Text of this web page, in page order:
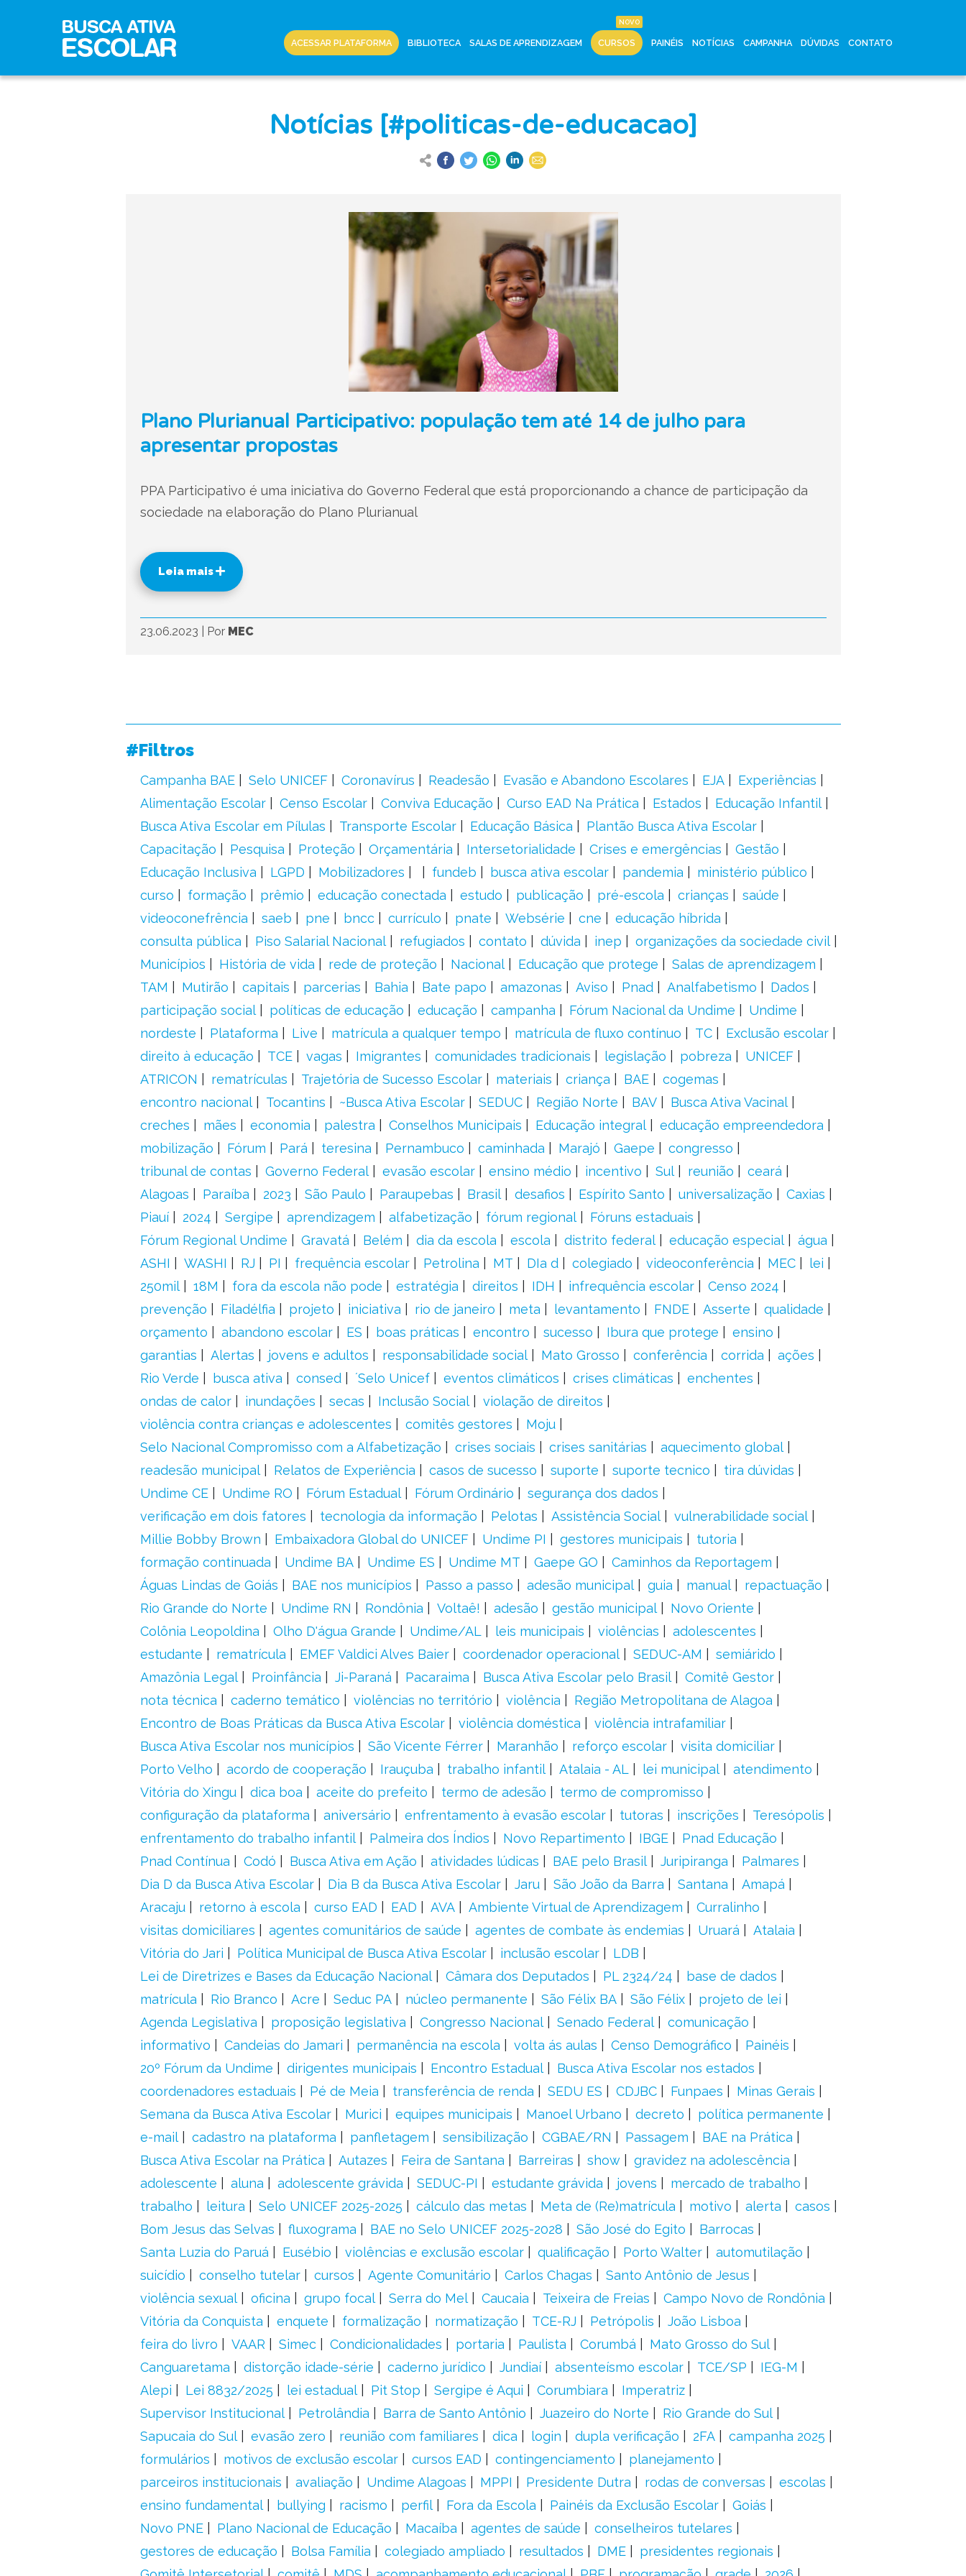
ACESSAR PLATAFORMA BIBLIOTECA SALAS DE APRENDIZAGEM CURSOS PAINÉIS NOTÍCIAS CAMPANHA DÚVIDAS CONTATO
Notícias [#politicas-de-educacao]
Plano Plurianual Participativo: população tem até 14 de julho para
apresentar propostas
PPA Participativo é uma iniciativa do Governo Federal que está proporcionando a chance de participação da
sociedade na elaboração do Plano Plurianual
Leia mais
23.06.2023 Por MEC
#Filtros
Campanha BAE Selo UNICEF Coronavírus Readesão Evasão e Abandono Escolares EJA
Experiências
Alimentação Escolar
Censo Escolar Conviva Educação Curso EAD Na Prática Estados
Educação Infantil
Busca Ativa Escolar em Pílulas
Transporte Escolar Educação Básica
Plantão Busca Ativa Escolar
Capacitação
Pesquisa Proteção Orçamentária Intersetorialidade Crises e emergências
Gestão
Educação Inclusiva
LGPD Mobilizadores fundeb busca ativa escolar pandemia
ministério público
curso
formação prêmio educação conectada estudo publicação pré-escola crianças
saúde
videoconefrência
saeb pne bncc currículo pnate Websérie cne
educação híbrida
consulta pública
Piso Salarial Nacional refugiados contato dúvida inep
organizações da sociedade civil
Municípios
História de vida rede de proteção Nacional Educação que protege
Salas de aprendizagem
TAM
Mutirão capitais parcerias Bahia Bate papo amazonas Aviso Pnad Analfabetismo
Dados
participação social
políticas de educação educação campanha Fórum Nacional da Undime
Undime
nordeste
Plataforma Live matrícula a qualquer tempo matrícula de fluxo contínuo TC
Exclusão escolar
direito à educação
TCE vagas Imigrantes comunidades tradicionais legislação pobreza
UNICEF
ATRICON
rematrículas Trajetória de Sucesso Escolar materiais criança BAE
cogemas
encontro nacional
Tocantins ~Busca Ativa Escolar SEDUC Região Norte BAV
Busca Ativa Vacinal
creches
mães economia palestra Conselhos Municipais Educação integral
educação empreendedora
mobilização
Fórum Pará teresina Pernambuco caminhada Marajó Gaepe
congresso
tribunal de contas
Governo Federal evasão escolar ensino médio incentivo Sul reunião
ceará
Alagoas
Paraíba 2023 São Paulo Paraupebas Brasil desafios Espírito Santo universalização
Caxias
Piauí
2024 Sergipe aprendizagem alfabetização fórum regional
Fóruns estaduais
Fórum Regional Undime
Gravatá Belém dia da escola escola distrito federal educação especial
água
ASHI
WASHI RJ PI frequência escolar Petrolina MT DIa d colegiado videoconferência MEC
lei
250mil
18M fora da escola não pode estratégia direitos IDH infrequência escolar
Censo 2024
prevenção
Filadélfia projeto iniciativa rio de janeiro meta levantamento FNDE Asserte
qualidade
orçamento
abandono escolar ES boas práticas encontro sucesso Ibura que protege
ensino
garantias
Alertas jovens e adultos responsabilidade social Mato Grosso conferência corrida
ações
Rio Verde
busca ativa consed ´Selo Unicef eventos climáticos crises climáticas
enchentes
ondas de calor
inundações secas Inclusão Social
violação de direitos
violência contra crianças e adolescentes
comitês gestores
Moju
Selo Nacional Compromisso com a Alfabetização
crises sociais crises sanitárias
aquecimento global
readesão municipal
Relatos de Experiência casos de sucesso suporte suporte tecnico
tira dúvidas
Undime CE
Undime RO Fórum Estadual Fórum Ordinário
segurança dos dados
verificação em dois fatores
tecnologia da informação Pelotas Assistência Social
vulnerabilidade social
Millie Bobby Brown
Embaixadora Global do UNICEF Undime PI gestores municipais
tutoria
formação continuada
Undime BA Undime ES Undime MT Gaepe GO
Caminhos da Reportagem
Águas Lindas de Goiás
BAE nos municípios Passo a passo adesão municipal guia manual
repactuação
Rio Grande do Norte
Undime RN Rondônia Voltaê! adesão gestão municipal
Novo Oriente
Colônia Leopoldina
Olho D'água Grande Undime/AL leis municipais violências
adolescentes
estudante
rematrícula EMEF Valdici Alves Baier coordenador operacional SEDUC-AM
semiárido
Amazônia Legal
Proinfância Ji-Paraná Pacaraima Busca Ativa Escolar pelo Brasil
Comitê Gestor
nota técnica
caderno temático violências no território violência
Região Metropolitana de Alagoa
Encontro de Boas Práticas da Busca Ativa Escolar
violência doméstica
violência intrafamiliar
Busca Ativa Escolar nos municípios
São Vicente Férrer Maranhão reforço escolar
visita domiciliar
Porto Velho
acordo de cooperação Irauçuba trabalho infantil Atalaia - AL lei municipal
atendimento
Vitória do Xingu
dica boa aceite do prefeito termo de adesão
termo de compromisso
configuração da plataforma
aniversário enfrentamento à evasão escolar tutoras inscrições
Teresópolis
enfrentamento do trabalho infantil
Palmeira dos Índios Novo Repartimento IBGE
Pnad Educação
Pnad Contínua
Codó Busca Ativa em Ação atividades lúdicas BAE pelo Brasil Juripiranga
Palmares
Dia D da Busca Ativa Escolar
Dia B da Busca Ativa Escolar Jaru São João da Barra Santana
Amapá
Aracaju
retorno à escola curso EAD EAD AVA Ambiente Virtual de Aprendizagem
Curralinho
visitas domiciliares
agentes comunitários de saúde agentes de combate às endemias Uruará
Atalaia
Vitória do Jari
Política Municipal de Busca Ativa Escolar inclusão escolar
LDB
Lei de Diretrizes e Bases da Educação Nacional
Câmara dos Deputados PL 2324/24
base de dados
matrícula
Rio Branco Acre Seduc PA núcleo permanente São Félix BA São Félix
projeto de lei
Agenda Legislativa
proposição legislativa Congresso Nacional Senado Federal
comunicação
informativo
Candeias do Jamari permanência na escola volta ás aulas Censo Demográfico
Painéis
20º Fórum da Undime
dirigentes municipais Encontro Estadual
Busca Ativa Escolar nos estados
coordenadores estaduais
Pé de Meia transferência de renda SEDU ES CDJBC Funpaes
Minas Gerais
Semana da Busca Ativa Escolar
Murici equipes municipais Manoel Urbano decreto
política permanente
e-mail
cadastro na plataforma panfletagem sensibilização CGBAE/RN Passagem
BAE na Prática
Busca Ativa Escolar na Prática
Autazes Feira de Santana Barreiras show
gravidez na adolescência
adolescente
aluna adolescente grávida SEDUC-PI estudante grávida jovens
mercado de trabalho
trabalho
leitura Selo UNICEF 2025-2025 cálculo das metas Meta de (Re)matrícula motivo alerta
casos
Bom Jesus das Selvas
fluxograma BAE no Selo UNICEF 2025-2028 São José do Egito
Barrocas
Santa Luzia do Paruá
Eusébio violências e exclusão escolar qualificação Porto Walter
automutilação
suicídio
conselho tutelar cursos Agente Comunitário Carlos Chagas
Santo Antônio de Jesus
violência sexual
oficina grupo focal Serra do Mel Caucaia Teixeira de Freias
Campo Novo de Rondônia
Vitória da Conquista
enquete formalização normatização TCE-RJ Petrópolis
João Lisboa
feira do livro
VAAR Simec Condicionalidades portaria Paulista Corumbá
Mato Grosso do Sul
Canguaretama
distorção idade-série caderno jurídico Jundiaí absenteísmo escolar TCE/SP
IEG-M
Alepi
Lei 8832/2025 lei estadual Pit Stop Sergipe é Aqui Corumbiara
Imperatriz
Supervisor Institucional
Petrolândia Barra de Santo Antônio Juazeiro do Norte
Rio Grande do Sul
Sapucaia do Sul
evasão zero reunião com familiares dica login dupla verificação 2FA
campanha 2025
formulários
motivos de exclusão escolar cursos EAD contingenciamento
planejamento
parceiros institucionais
avaliação Undime Alagoas MPPI Presidente Dutra rodas de conversas
escolas
ensino fundamental
bullying racismo perfil Fora da Escola Painéis da Exclusão Escolar
Goiás
Novo PNE
Plano Nacional de Educação Macaíba agentes de saúde
conselheiros tutelares
gestores de educação
Bolsa Família colegiado ampliado resultados DME
presidentes regionais